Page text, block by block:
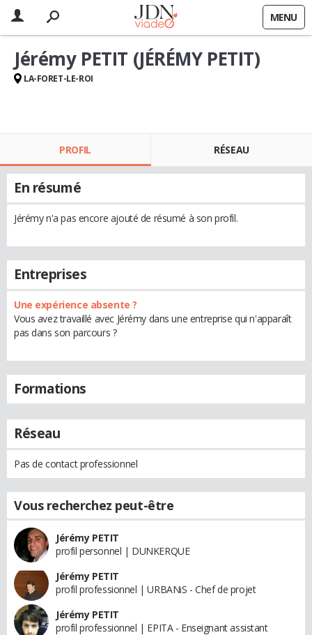
MENU
Jérémy PETIT (JÉRÉMY PETIT)
LA-FORET-LE-ROI
PROFIL RÉSEAU
En résumé
Jérémy n'a pas encore ajouté de résumé à son profil.
Entreprises
Une expérience absente ?
Vous avez travaillé avec Jérémy dans une entreprise qui n'apparaît
pas dans son parcours ?
Formations
Réseau
Pas de contact professionnel
Vous recherchez peut-être
Jérémy PETIT
profil personnel | DUNKERQUE
Jérémy PETIT
profil professionnel | URBANiS - Chef de projet
Jérémy PETIT
profil professionnel | EPITA - Enseignant assistant